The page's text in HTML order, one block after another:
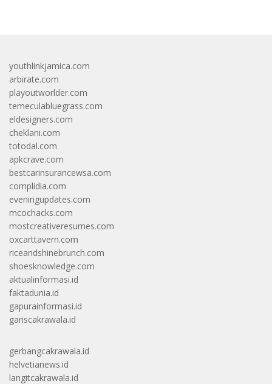
youthlinkjamica.com
arbirate.com
playoutworlder.com
temeculabluegrass.com
eldesigners.com
cheklani.com
totodal.com
apkcrave.com
bestcarinsurancewsa.com
complidia.com
eveningupdates.com
mcochacks.com
mostcreativeresumes.com
oxcarttavern.com
riceandshinebrunch.com
shoesknowledge.com
aktualinformasi.id
faktadunia.id
gapurainformasi.id
gariscakrawala.id
gerbangcakrawala.id
helvetianews.id
langitcakrawala.id